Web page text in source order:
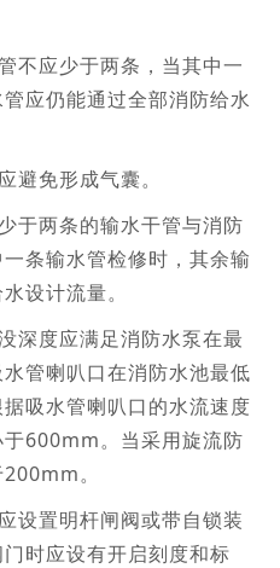
应少于两条，当其中一
应仍能通过全部消防给水
免形成气囊。
两条的输水干管与消防
条输水管检修时，其余输
设计流量。
度应满足消防水泵在最
管喇叭口在消防水池最低
吸水管喇叭口的水流速度
600mm。当采用旋流防
。
置明杆闸阀或带自锁装
时应设有开启刻度和标